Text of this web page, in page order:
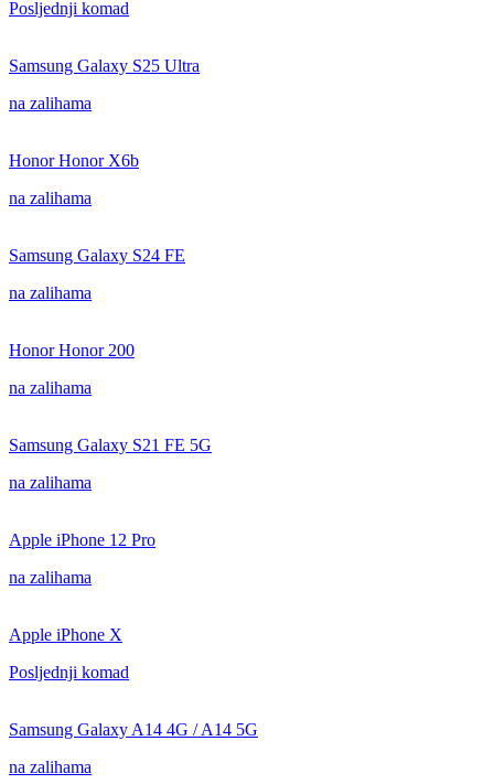
Posljednji komad
Samsung Galaxy S25 Ultra
na zalihama
Honor Honor X6b
na zalihama
Samsung Galaxy S24 FE
na zalihama
Honor Honor 200
na zalihama
Samsung Galaxy S21 FE 5G
na zalihama
Apple iPhone 12 Pro
na zalihama
Apple iPhone X
Posljednji komad
Samsung Galaxy A14 4G / A14 5G
na zalihama